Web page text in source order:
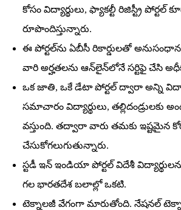
కోసం విద్యార్థులు, ఫ్యాకల్టీ రిజిస్ట్రీ పోర్టల్‌
రూపొందిస్తున్నారు.
ఈ పోర్టల్‌ను ఏబీసీ రికార్డులతో
వారి అర్హతలను ఆన్‌లైన్‌లోనే సర్టిఫై చేసి
ఒక జాతి, ఒకే డేటా పోర్టల్‌ ద్వారా అన్ని
సమాచారం విద్యార్థులు, తల్లిదండ్రులకు
వస్తుంది. తద్వారా వారు తమకు ఇష్టమైన
చేసుకోగలుగుతున్నారు.
స్టడీ ఇన్‌ ఇండియా పోర్టల్‌ విదేశీ
గల భారతదేశ బలాల్లో ఒకటి.
టెక్నాలజీ వేగంగా మారుతోంది. నేషనల్‌